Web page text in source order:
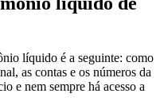
líquido é a seguinte: como
as contas e os números da
e nem sempre há acesso a